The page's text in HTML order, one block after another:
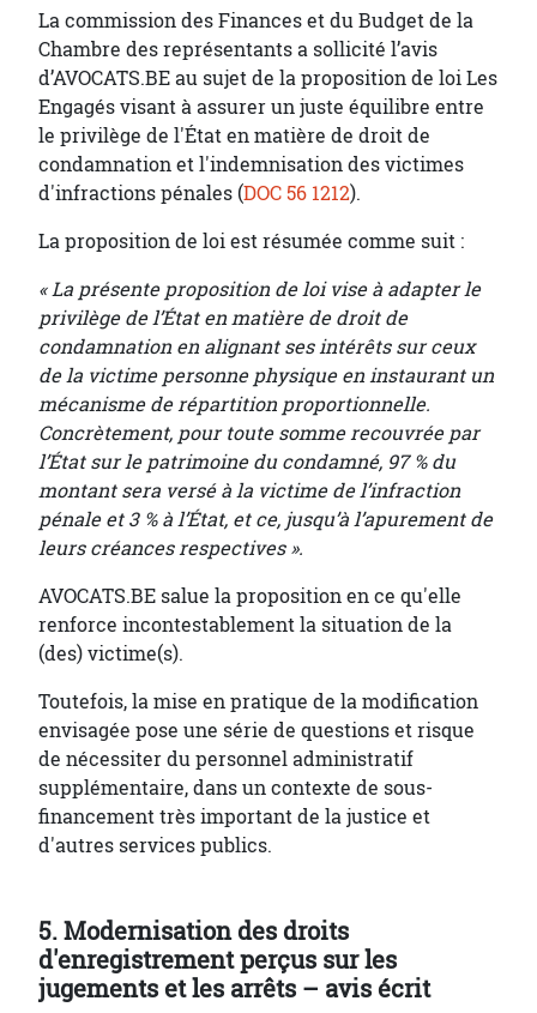
La commission des Finances et du Budget de la
Chambre des représentants a sollicité l’avis
d’AVOCATS.BE au sujet de la proposition de loi Les
Engagés visant à assurer un juste équilibre entre
le privilège de l'État en matière de droit de
condamnation et l'indemnisation des victimes
d'infractions pénales (DOC 56 1212).
La proposition de loi est résumée comme suit :
« La présente proposition de loi vise à adapter le
privilège de l’État en matière de droit de
condamnation en alignant ses intérêts sur ceux
de la victime personne physique en instaurant un
mécanisme de répartition proportionnelle.
Concrètement, pour toute somme recouvrée par
l’État sur le patrimoine du condamné, 97 % du
montant sera versé à la victime de l’infraction
pénale et 3 % à l’État, et ce, jusqu’à l’apurement de
leurs créances respectives ».
AVOCATS.BE salue la proposition en ce qu'elle
renforce incontestablement la situation de la
(des) victime(s).
Toutefois, la mise en pratique de la modification
envisagée pose une série de questions et risque
de nécessiter du personnel administratif
supplémentaire, dans un contexte de sous-
financement très important de la justice et
d'autres services publics.
5. Modernisation des droits
d'enregistrement perçus sur les
jugements et les arrêts – avis écrit